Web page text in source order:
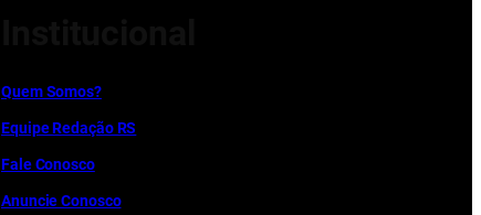
Quem Somos?
Equipe Redação RS
Fale Conosco
Anuncie Conosco